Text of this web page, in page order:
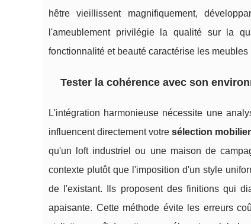
hêtre vieillissent magnifiquement,
l'ameublement privilégie la qualité sur la
fonctionnalité et beauté caractérise les
Tester la cohérence avec son
L'intégration harmonieuse nécessite une
influencent directement votresélection
qu'un loft industriel ou une maison de
contexte plutôt que l'imposition d'un style
de l'existant. Ils proposent des finitions qui
apaisante. Cette méthode évite les erreurs